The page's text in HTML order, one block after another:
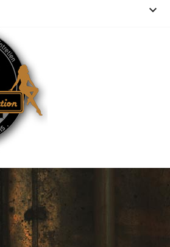
